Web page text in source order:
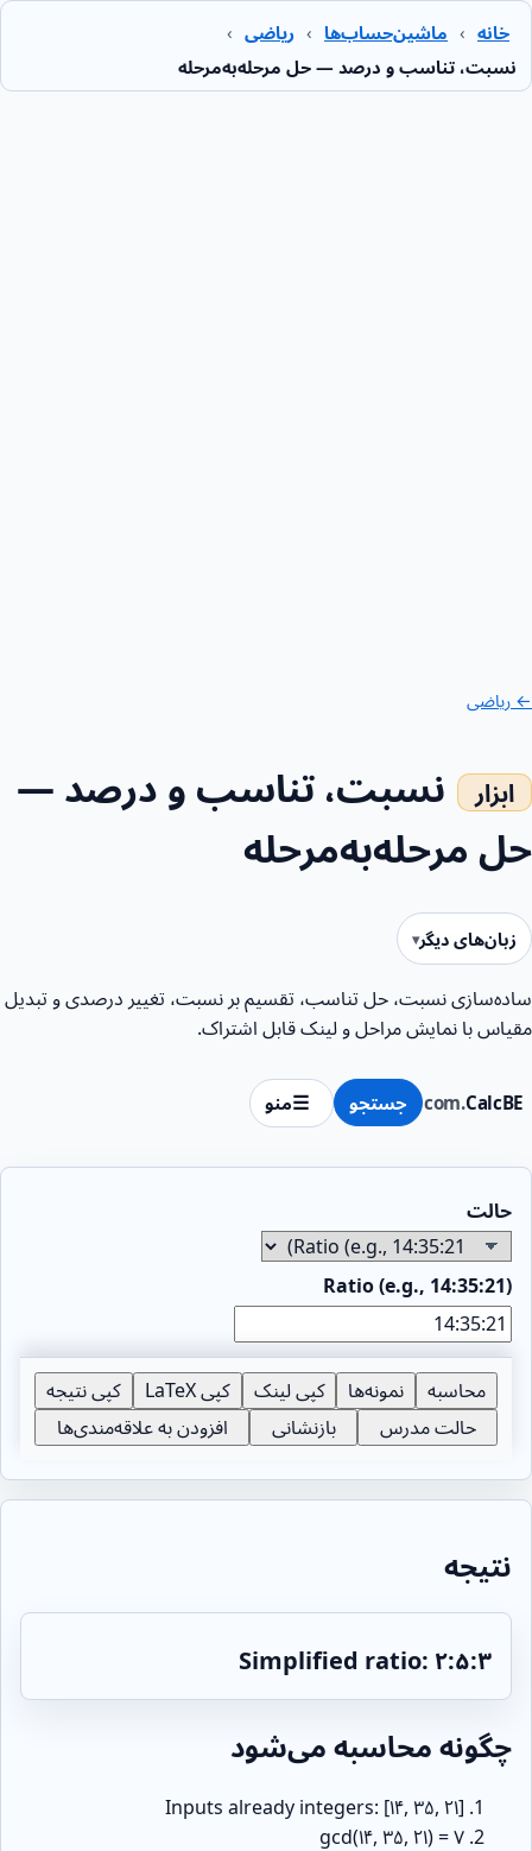
خانه › ماشین‌حساب‌ها › ریاضی ›
نسبت، تناسب و درصد — حل مرحله‌به‌مرحله
CalcBE
.com جستجو منو
← ریاضی
نسبت، تناسب و درصد —
حل مرحله‌به‌مرحله
زبان‌های دیگر
ساده‌سازی نسبت، حل تناسب، تقسیم بر نسبت، تغییر درصدی و تبدیل
مقیاس با نمایش مراحل و لینک قابل اشتراک.
حالت
Ratio (e.g., 14:35:21)
محاسبه نمونه‌ها کپی لینک کپی LaTeX
کپی نتیجه
حالت مدرس
بازنشانی افزودن به علاقه‌مندی‌ها
نتیجه
Simplified ratio: ۲:۵:۳
چگونه محاسبه می‌شود
Inputs already integers: [۱۴, ۳۵, ۲۱]
gcd(۱۴, ۳۵, ۲۱) = ۷